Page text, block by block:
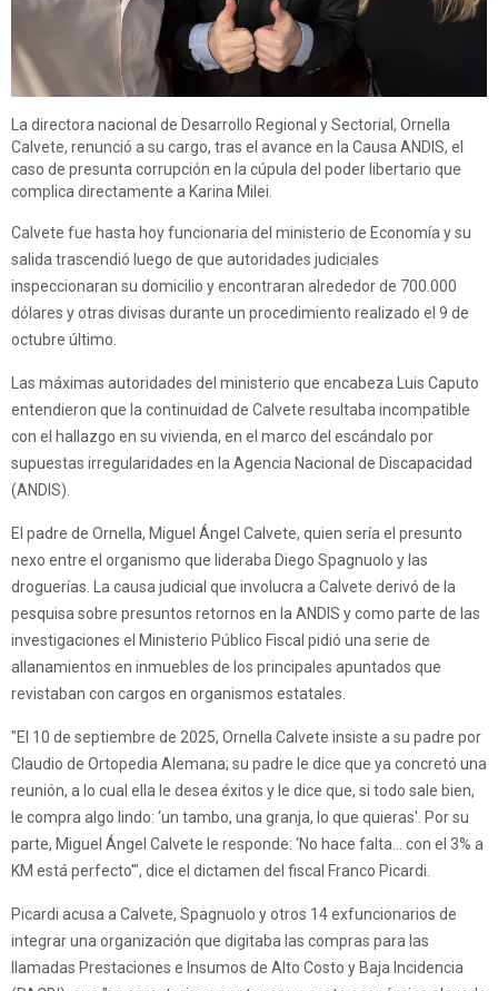
La directora nacional de Desarrollo Regional y Sectorial, Ornella
Calvete, renunció a su cargo, tras el avance en la Causa ANDIS, el
caso de presunta corrupción en la cúpula del poder libertario que
complica directamente a Karina Milei.
Calvete fue hasta hoy funcionaria del ministerio de Economía y su
salida trascendió luego de que autoridades judiciales
inspeccionaran su domicilio y encontraran alrededor de 700.000
dólares y otras divisas durante un procedimiento realizado el 9 de
octubre último.
Las máximas autoridades del ministerio que encabeza Luis Caputo
entendieron que la continuidad de Calvete resultaba incompatible
con el hallazgo en su vivienda, en el marco del escándalo por
supuestas irregularidades en la Agencia Nacional de Discapacidad
(ANDIS).
El padre de Ornella, Miguel Ángel Calvete, quien sería el presunto
nexo entre el organismo que lideraba Diego Spagnuolo y las
droguerías. La causa judicial que involucra a Calvete derivó de la
pesquisa sobre presuntos retornos en la ANDIS y como parte de las
investigaciones el Ministerio Público Fiscal pidió una serie de
allanamientos en inmuebles de los principales apuntados que
revistaban con cargos en organismos estatales.
"El 10 de septiembre de 2025, Ornella Calvete insiste a su padre por
Claudio de Ortopedia Alemana; su padre le dice que ya concretó una
reunión, a lo cual ella le desea éxitos y le dice que, si todo sale bien,
le compra algo lindo: ‘un tambo, una granja, lo que quieras'. Por su
parte, Miguel Ángel Calvete le responde: ‘No hace falta... con el 3% a
KM está perfecto'", dice el dictamen del fiscal Franco Picardi.
Picardi acusa a Calvete, Spagnuolo y otros 14 exfuncionarios de
integrar una organización que digitaba las compras para las
llamadas Prestaciones e Insumos de Alto Costo y Baja Incidencia